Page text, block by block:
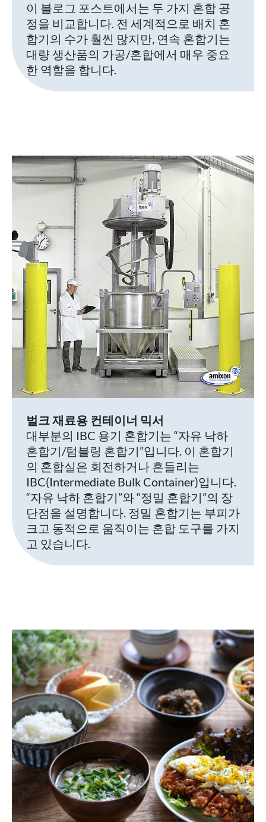
이 블로그 포스트에서는 두 가지 혼합 공
정을 비교합니다. 전 세계적으로 배치 혼
합기의 수가 훨씬 많지만, 연속 혼합기는
대량 생산품의 가공/혼합에서 매우 중요
한 역할을 합니다.
벌크 재료용 컨테이너 믹서
대부분의 IBC 용기 혼합기는 “자유 낙하
혼합기/텀블링 혼합기”입니다. 이 혼합기
의 혼합실은 회전하거나 흔들리는
IBC(Intermediate Bulk Container)입니다.
“자유 낙하 혼합기”와 “정밀 혼합기”의 장
단점을 설명합니다. 정밀 혼합기는 부피가
크고 동적으로 움직이는 혼합 도구를 가지
고 있습니다.